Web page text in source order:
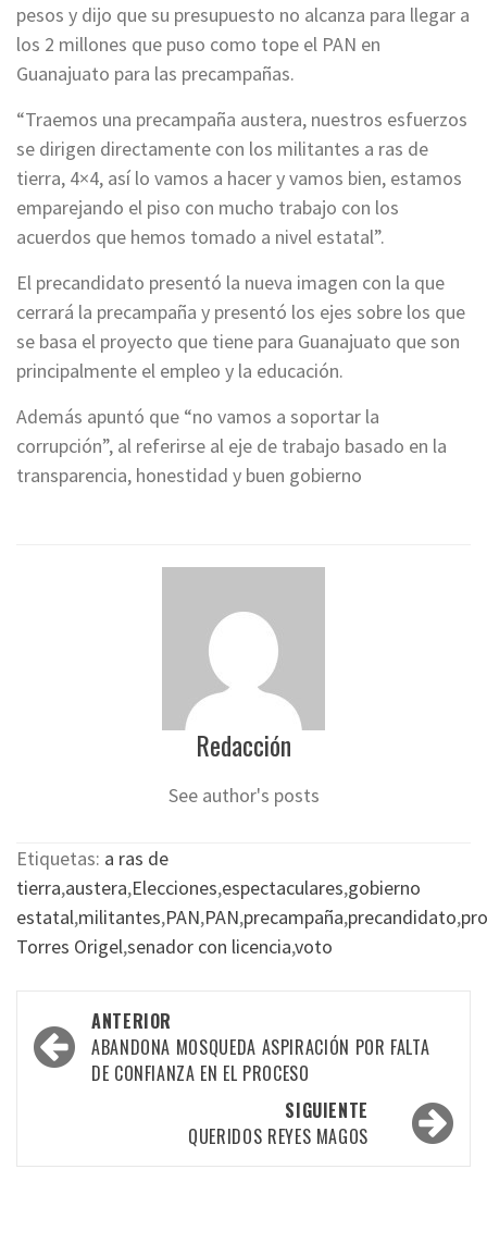
pesos y dijo que su presupuesto no alcanza para llegar a
los 2 millones que puso como tope el PAN en
Guanajuato para las precampañas.
“Traemos una precampaña austera, nuestros esfuerzos
se dirigen directamente con los militantes a ras de
tierra, 4×4, así lo vamos a hacer y vamos bien, estamos
emparejando el piso con mucho trabajo con los
acuerdos que hemos tomado a nivel estatal”.
El precandidato presentó la nueva imagen con la que
cerrará la precampaña y presentó los ejes sobre los que
se basa el proyecto que tiene para Guanajuato que son
principalmente el empleo y la educación.
Además apuntó que “no vamos a soportar la
corrupción”, al referirse al eje de trabajo basado en la
transparencia, honestidad y buen gobierno
Redacción
See author's posts
Etiquetas: a ras de
tierra,austera,Elecciones,espectaculares,gobierno
estatal,militantes,PAN,PAN,precampaña,precandidato,
Torres Origel,senador con licencia,voto
Navegación
por
ANTERIOR
ABANDONA MOSQUEDA ASPIRACIÓN POR FALTA
DE CONFIANZA EN EL PROCESO
SIGUIENTE
QUERIDOS REYES MAGOS